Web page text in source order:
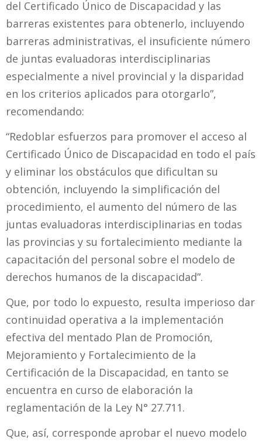
del Certificado Único de Discapacidad y las
barreras existentes para obtenerlo, incluyendo
barreras administrativas, el insuficiente número
de juntas evaluadoras interdisciplinarias
especialmente a nivel provincial y la disparidad
en los criterios aplicados para otorgarlo”,
recomendando:
“Redoblar esfuerzos para promover el acceso al
Certificado Único de Discapacidad en todo el país
y eliminar los obstáculos que dificultan su
obtención, incluyendo la simplificación del
procedimiento, el aumento del número de las
juntas evaluadoras interdisciplinarias en todas
las provincias y su fortalecimiento mediante la
capacitación del personal sobre el modelo de
derechos humanos de la discapacidad”.
Que, por todo lo expuesto, resulta imperioso dar
continuidad operativa a la implementación
efectiva del mentado Plan de Promoción,
Mejoramiento y Fortalecimiento de la
Certificación de la Discapacidad, en tanto se
encuentra en curso de elaboración la
reglamentación de la Ley N° 27.711.
Que, así, corresponde aprobar el nuevo modelo